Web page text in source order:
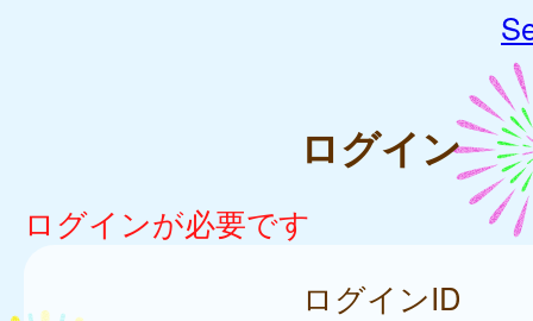
ログイン
ログインが必要です
ログインID